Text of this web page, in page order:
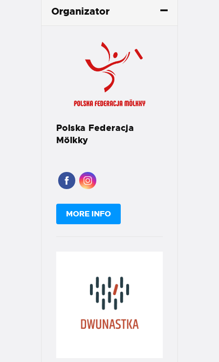
Organizator
Polska Federacja
Mölkky
MORE INFO